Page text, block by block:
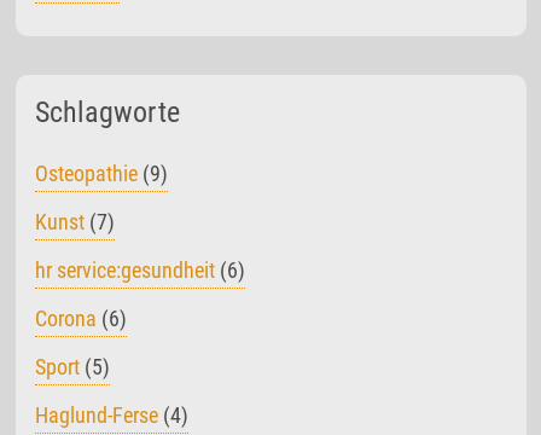
Schlagworte
Osteopathie (9)
Kunst (7)
hr service:gesundheit (6)
Corona (6)
Sport (5)
Haglund-Ferse (4)